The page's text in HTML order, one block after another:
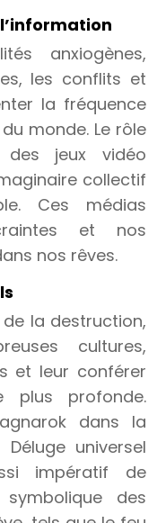
anxiogènes,
les conflits et
la fréquence
monde. Le rôle
jeux vidéo
collectif
Ces médias
et nos
nos rêves.
la destruction,
cultures,
et leur conférer
plus profonde.
dans la
universel
impératif de
des